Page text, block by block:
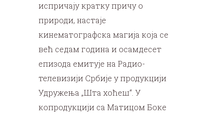
испричају кратку причу о
природи, настаје
кинематографска магија која се
већ седам година и осамдесет
епизода емитује на Радио-
телевизији Србије у продукцији
Удружења „Шта хоћеш“. У
копродукцији са Матицом Боке